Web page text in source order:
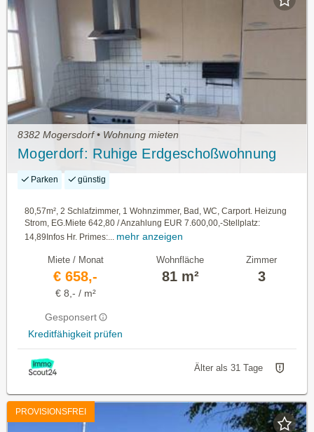
8382 Mogersdorf • Wohnung mieten
Mogerdorf: Ruhige Erdgeschoßwohnung
Parken günstig
80,57m², 2 Schlafzimmer, 1 Wohnzimmer, Bad, WC, Carport. Heizung
Strom, EG.Miete 642,80 / Anzahlung EUR 7.600,00,-Stellplatz:
14,89Infos Hr. Primes:... mehr anzeigen
Miete / Monat
€ 658,-
€ 8,- / m²
Gesponsert
Kreditfähigkeit prüfen
Wohnfläche
81 m²
Zimmer
3
Älter als 31 Tage
PROVISIONSFREI